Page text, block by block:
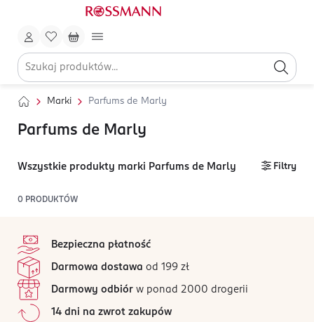
Marki Parfums de Marly
Parfums de Marly
Wszystkie produkty marki Parfums de Marly Filtry
0 PRODUKTÓW
Bezpieczna płatność
Darmowa dostawa od 199 zł
Darmowy odbiór w ponad 2000 drogerii
14 dni na zwrot zakupów